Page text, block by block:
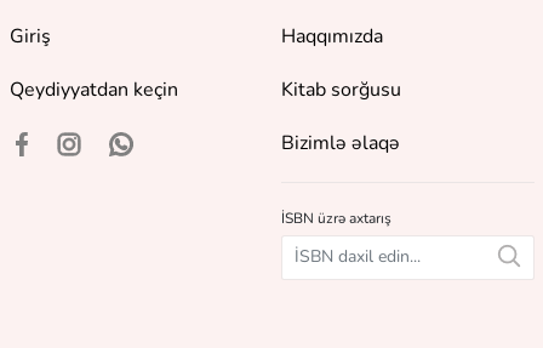
Giriş
Qeydiyyatdan keçin
Haqqımızda
Kitab sorğusu
Bizimlə əlaqə
İSBN üzrə axtarış